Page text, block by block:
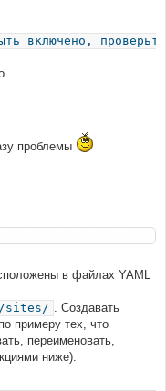
включено,
проблемы
в файлах YAML
sites/
. Создавать
примеру тех, что
переименовать,
ниже).